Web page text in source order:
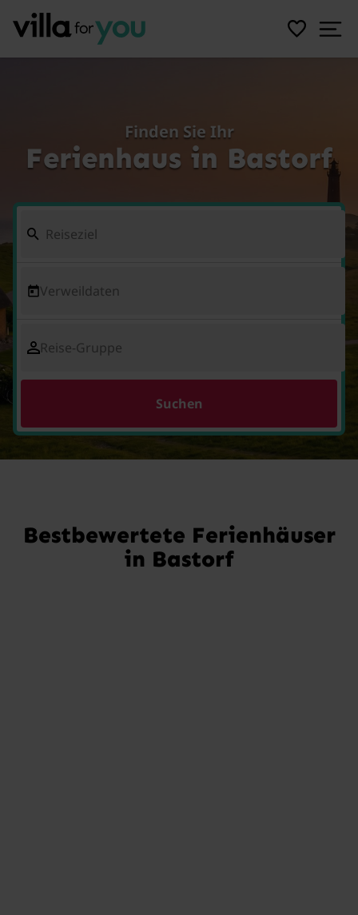
Finden Sie Ihr
Ferienhaus in Bastorf
Verweildaten
Reise-Gruppe
Suchen
Bestbewertete Ferienhäuser
in Bastorf